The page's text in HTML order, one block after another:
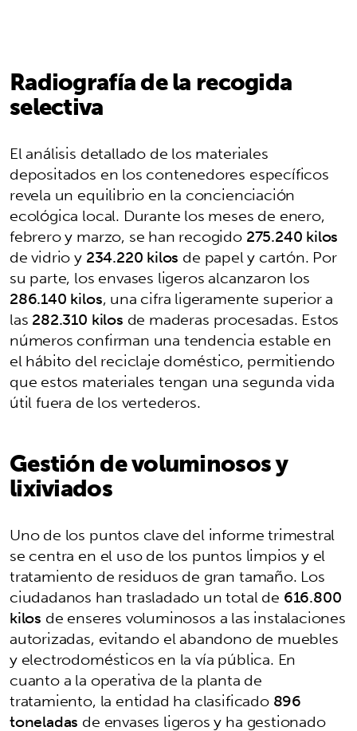
Radiografía de la recogida
selectiva
El análisis detallado de los materiales
depositados en los contenedores específicos
revela un equilibrio en la concienciación
ecológica local. Durante los meses de enero,
febrero y marzo, se han recogido275.240 kilos
de vidrio y234.220 kilos de papel y cartón. Por
su parte, los envases ligeros alcanzaron los
286.140 kilos, una cifra ligeramente superior a
las282.310 kilos de maderas procesadas. Estos
números confirman una tendencia estable en
el hábito del reciclaje doméstico, permitiendo
que estos materiales tengan una segunda vida
útil fuera de los vertederos.
Gestión de voluminosos y
lixiviados
Uno de los puntos clave del informe trimestral
se centra en el uso de los puntos limpios y el
tratamiento de residuos de gran tamaño. Los
ciudadanos han trasladado un total de 616.800
kilos de enseres voluminosos a las instalaciones
autorizadas, evitando el abandono de muebles
y electrodomésticos en la vía pública. En
cuanto a la operativa de la planta de
tratamiento, la entidad ha clasificado896
toneladas de envases ligeros y ha gestionado